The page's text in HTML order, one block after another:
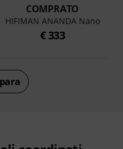
COMPRATO
HIFIMAN ANANDA Nano
€ 333